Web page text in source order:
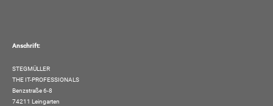
Anschrift:
STEGMÜLLER
THE IT-PROFESSIONALS
Benzstraße 6-8
74211 Leingarten